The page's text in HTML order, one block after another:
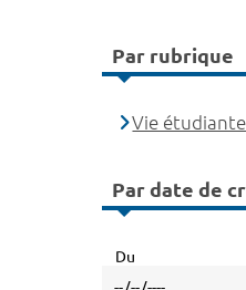
Par rubrique
Vie étudiante
Par date de
Du